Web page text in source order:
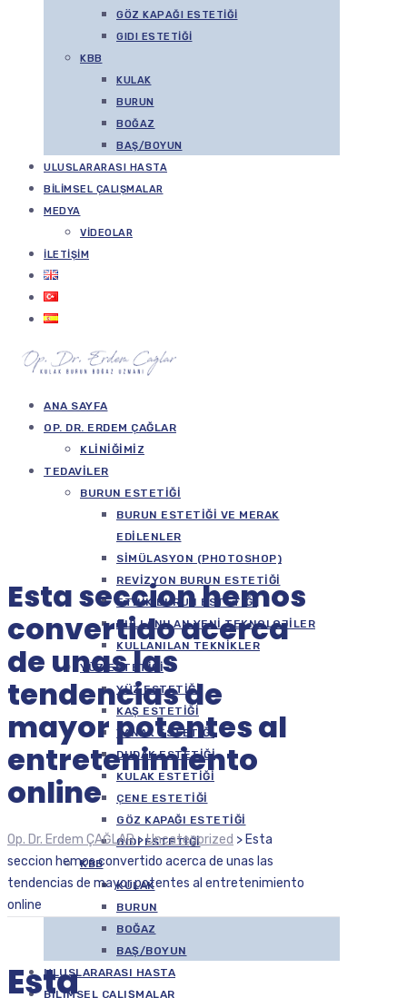
GÖZ KAPAĞI ESTETIĞI
GIDI ESTETIĞI
KBB
KULAK
BURUN
BOĞAZ
BAŞ/BOYUN
ULUSLARARASI HASTA
BILIMSEL ÇALIŞMALAR
MEDYA
VIDEOLAR
İLETIŞIM
ANA SAYFA
OP. DR. ERDEM ÇAĞLAR
KLINIĞIMIZ
TEDAVILER
BURUN ESTETIĞI
BURUN ESTETIĞI VE MERAK
EDILENLER
SIMÜLASYON (PHOTOSHOP)
REVIZYON BURUN ESTETIĞI
ETNIK BURUN ESTETIĞI
KULLANILAN YENI TEKNOLOJILER
KULLANILAN TEKNIKLER
YÜZ ESTETIĞI
YÜZ ESTETIĞI
KAŞ ESTETIĞI
YANAK ESTETIĞI
DUDAK ESTETIĞI
KULAK ESTETIĞI
ÇENE ESTETIĞI
GÖZ KAPAĞI ESTETIĞI
GIDI ESTETIĞI
KBB
KULAK
BURUN
BOĞAZ
BAŞ/BOYUN
ULUSLARARASI HASTA
BILIMSEL ÇALIŞMALAR
Esta seccion hemos
convertido acerca
de unas las
tendencias de
mayor potentes al
entretenimiento
online
Op. Dr. Erdem ÇAĞLAR>Uncategorized > Esta
seccion hemos convertido acerca de unas las
tendencias de mayor potentes al entretenimiento
online
Esta